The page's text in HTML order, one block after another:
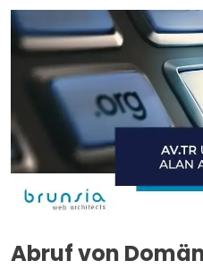
Abruf von